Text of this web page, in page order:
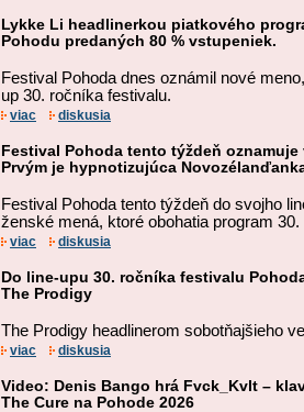
Lykke Li headlinerkou piatkového
Pohodu predaných 80 % vstupeniek.
Festival Pohoda dnes oznámil nové
up 30. ročníka festivalu.
viac diskusia
Festival Pohoda tento týždeň oznamuje
Prvým je hypnotizujúca
Festival Pohoda tento týždeň do svojho
ženské mená, ktoré obohatia program
viac diskusia
Do line-upu 30. ročníka festivalu
The Prodigy
The Prodigy headlinerom sobotňajšieho
viac diskusia
Video: Denis Bango hrá Fvck_Kvlt –
The Cure na Pohode 2026